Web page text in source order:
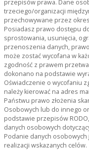
przepisów prawa. Dane
trzeciego/organizacji
przechowywane przez
Posiadasz prawo dostępu
sprostowania, usunięcia,
przenoszenia danych,
może zostać wycofana w
zgodność z prawem
dokonano na podstawie
Oświadczenie o wycofaniu
należy kierować na adres
Państwu prawo złożenia
Osobowych lub do innego
podstawie przepisów
danych osobowych
Podanie danych
realizacji wskazanych celów.